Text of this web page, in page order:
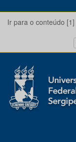
Ir para o conteúdo [1]